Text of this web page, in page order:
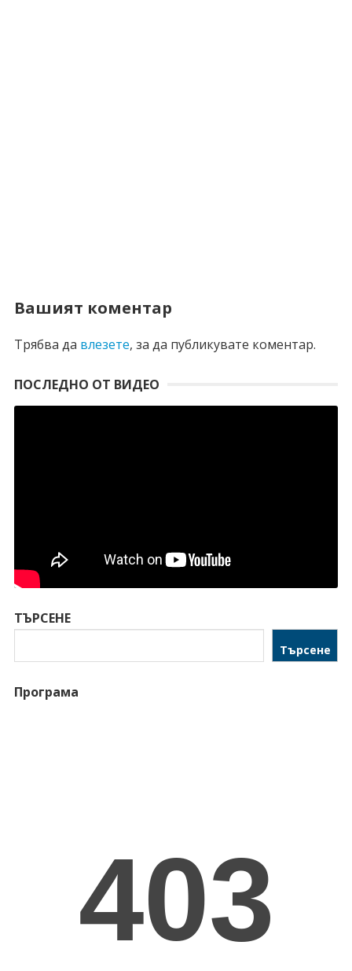
Вашият коментар
Трябва да влезете, за да публикувате коментар.
ПОСЛЕДНО ОТ ВИДЕО
ТЪРСЕНЕ
Търсене
Програма